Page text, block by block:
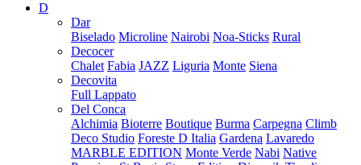
D
Dar
Biselado Microline Nairobi Noa-Sticks Rural
Decocer
Chalet Fabia JAZZ Liguria Monte Siena
Decovita
Full Lappato
Del Conca
Alchimia Bioterre Boutique Burma Carpegna Climb
Deco Studio Foreste D Italia Gardena Lavaredo
MARBLE EDITION Monte Verde Nabi Native